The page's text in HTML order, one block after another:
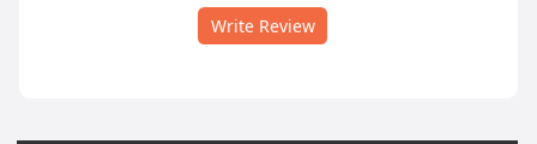
Write Review